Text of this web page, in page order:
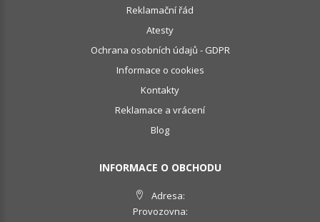
Reklamační řád
Atesty
Ochrana osobních údajů - GDPR
Informace o cookies
Kontakty
Reklamace a vrácení
Blog
INFORMACE O OBCHODU
Adresa:
Provozovna: